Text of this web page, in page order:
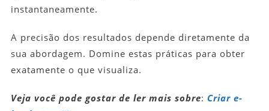
instantaneamente.
A precisão dos resultados depende diretamente da
sua abordagem. Domine estas práticas para obter
exatamente o que visualiza.
Veja você pode gostar de ler mais sobre: Criar e-